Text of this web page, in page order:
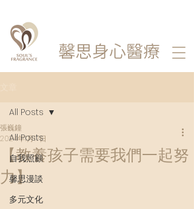
馨思身心醫療
All Posts
自我照顧
馨思漫談
多元文化
All Posts
【教養孩子需要我們一起努
力】
張巍鐘
2024年1月17日